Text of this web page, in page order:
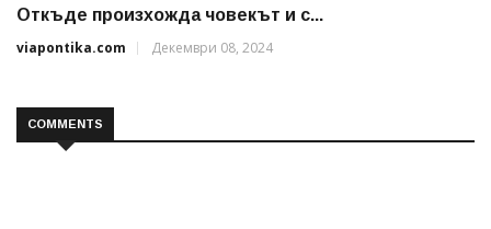
Откъде произхожда човекът и с...
viapontika.com
Декември 08, 2024
COMMENTS